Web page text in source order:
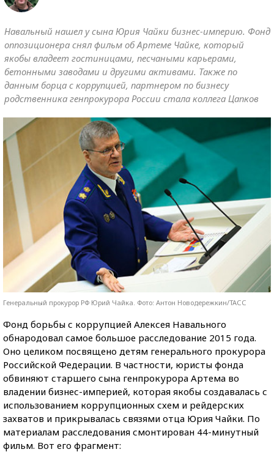
Навальный нашел у сына Юрия Чайки бизнес-империю. Фонд
оппозиционера снял фильм об Артеме Чайке, который
якобы владеет гостиницами, песчаными карьерами,
бетонными заводами и другими активами. Также по
данным борца с коррупцией, партнером по бизнесу
родственника генпрокурора России стала коллега Цапков
Генеральный прокурор РФ Юрий Чайка. Фото: Антон Новодережкин/ТАСС
Фонд борьбы с коррупцией Алексея Навального
обнародовал самое большое расследование 2015 года.
Оно целиком посвящено детям генерального прокурора
Российской Федерации. В частности, юристы фонда
обвиняют старшего сына генпрокурора Артема во
владении бизнес-империей, которая якобы создавалась с
использованием коррупционных схем и рейдерских
захватов и прикрывалась связями отца Юрия Чайки. По
материалам расследования смонтирован 44-минутный
фильм. Вот его фрагмент: